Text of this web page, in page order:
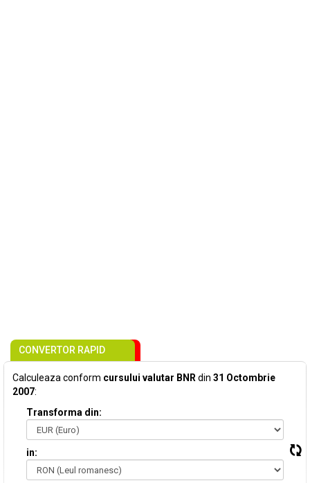
CONVERTOR RAPID
Calculeaza conform cursului valutar BNR din 31 Octombrie
2007:
Transforma din:
in: